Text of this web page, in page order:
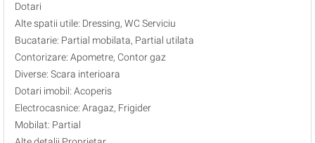
Dotari
Alte spatii utile: Dressing, WC Serviciu
Bucatarie: Partial mobilata, Partial utilata
Contorizare: Apometre, Contor gaz
Diverse: Scara interioara
Dotari imobil: Acoperis
Electrocasnice: Aragaz, Frigider
Mobilat: Partial